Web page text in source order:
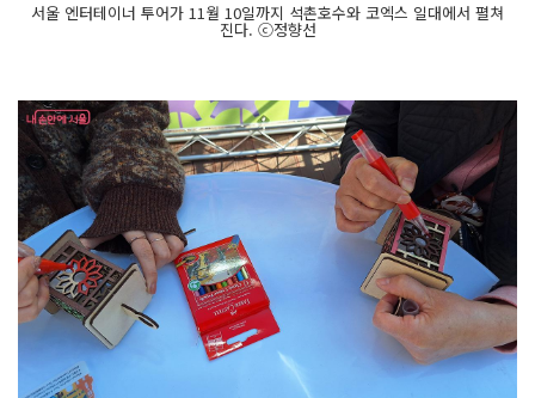
서울 엔터테이너 투어가 11월 10일까지 석촌호수와 코엑스 일대에서 펼쳐
진다. ⓒ정향선